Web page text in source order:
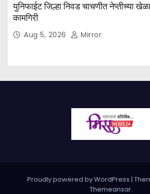
युनिफाईट जिल्हा निवड चाचणीत नेप्तीच्या
कामगिरी
Aug 5, 2026 Mirror
Proudly powered by WordPress |
Themeansar.